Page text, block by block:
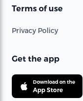
Terms of use
Privacy Policy
Get the app
Download on the
App Store